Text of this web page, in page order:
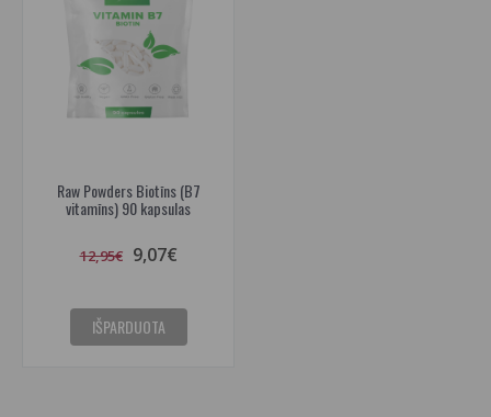
Raw Powders Biotīns (B7
vitamīns) 90 kapsulas
12,95€ 9,07€
IŠPARDUOTA